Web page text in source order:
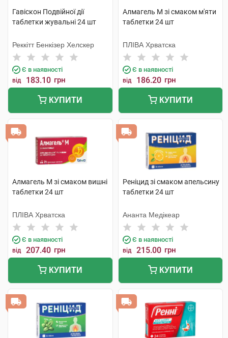
Гавіскон Подвійної дії
таблетки жувальні 24 шт
Реккітт Бенкізер Хелскер
Є в наявності
від 183.10 грн
КУПИТИ
Алмагель М зі смаком м'яти
таблетки 24 шт
ПЛІВА Хрватска
Є в наявності
від 186.20 грн
КУПИТИ
Алмагель M зі смаком вишні
таблетки 24 шт
ПЛІВА Хрватска
Є в наявності
від 207.40 грн
КУПИТИ
Реніцид зі смаком апельсину
таблетки 24 шт
Ананта Медікеар
Є в наявності
від 215.00 грн
КУПИТИ